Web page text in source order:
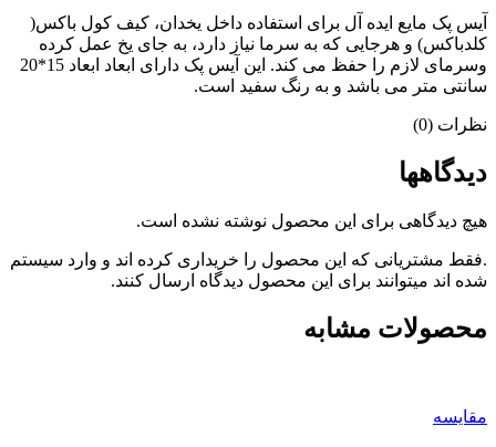
آیس پک مایع ایده آل برای استفاده داخل یخدان، کیف کول باکس(
کلدباکس) و هرجایی که به سرما نیاز دارد، به جای یخ عمل کرده
وسرمای لازم را حفظ می کند. این آیس پک دارای ابعاد ابعاد 15*20
سانتی متر می باشد و به رنگ سفید است.
نظرات (0)
دیدگاهها
هیچ دیدگاهی برای این محصول نوشته نشده است.
.فقط مشتریانی که این محصول را خریداری کرده اند و وارد سیستم
شده اند میتوانند برای این محصول دیدگاه ارسال کنند.
محصولات مشابه
مقایسه